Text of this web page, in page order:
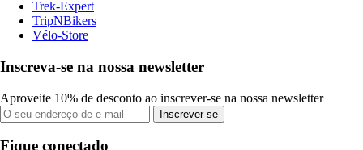
Trek-Expert
TripNBikers
Vélo-Store
Inscreva-se na nossa newsletter
Aproveite 10% de desconto ao inscrever-se na nossa newsletter
Inscrever-se
Fique conectado